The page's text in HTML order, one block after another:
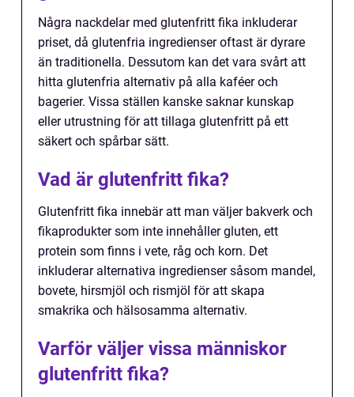
Några nackdelar med glutenfritt fika inkluderar
priset, då glutenfria ingredienser oftast är dyrare
än traditionella. Dessutom kan det vara svårt att
hitta glutenfria alternativ på alla kaféer och
bagerier. Vissa ställen kanske saknar kunskap
eller utrustning för att tillaga glutenfritt på ett
säkert och spårbar sätt.
Vad är glutenfritt fika?
Glutenfritt fika innebär att man väljer bakverk och
fikaprodukter som inte innehåller gluten, ett
protein som finns i vete, råg och korn. Det
inkluderar alternativa ingredienser såsom mandel,
bovete, hirsmjöl och rismjöl för att skapa
smakrika och hälsosamma alternativ.
Varför väljer vissa människor
glutenfritt fika?